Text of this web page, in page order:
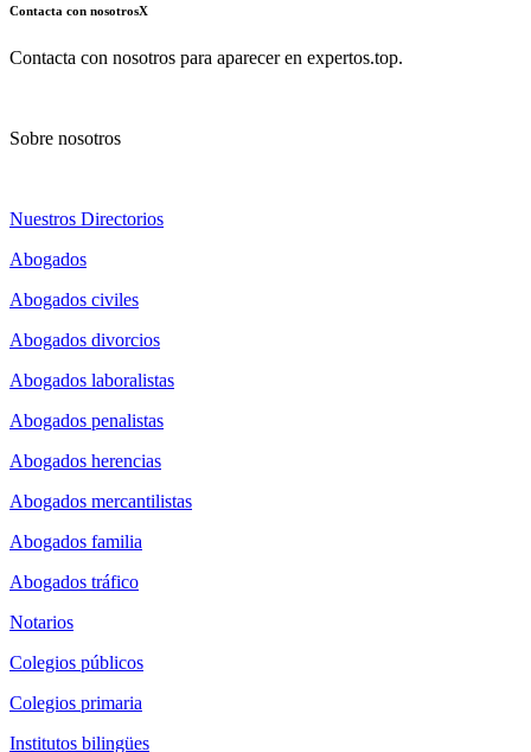
Contacta con nosotrosX
Contacta con nosotros para aparecer en expertos.top.
Sobre nosotros
Nuestros Directorios
Abogados
Abogados civiles
Abogados divorcios
Abogados laboralistas
Abogados penalistas
Abogados herencias
Abogados mercantilistas
Abogados familia
Abogados tráfico
Notarios
Colegios públicos
Colegios primaria
Institutos bilingües